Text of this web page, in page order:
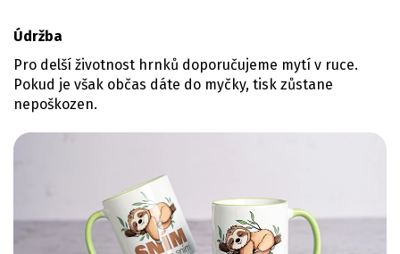
Údržba
Pro delší životnost hrnků doporučujeme mytí v ruce.
Pokud je však občas dáte do myčky, tisk zůstane
nepoškozen.